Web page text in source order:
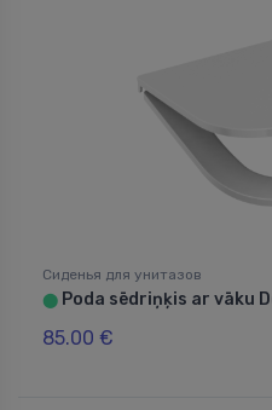
Сиденья для унитазов
⬤ Poda sēdriņķis ar vāku
85.00 €